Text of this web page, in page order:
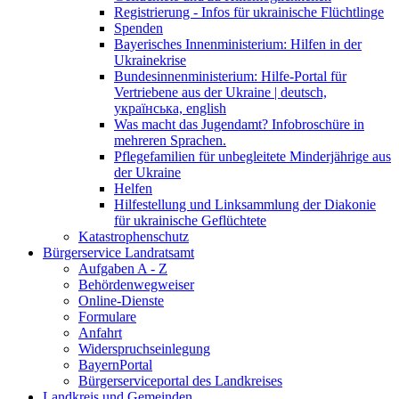
Registrierung - Infos für ukrainische Flüchtlinge
Spenden
Bayerisches Innenministerium: Hilfen in der
Ukrainekrise
Bundesinnenministerium: Hilfe-Portal für
Vertriebene aus der Ukraine | deutsch,
українська, english
Was macht das Jugendamt? Infobroschüre in
mehreren Sprachen.
Pflegefamilien für unbegleitete Minderjährige aus
der Ukraine
Helfen
Hilfestellung und Linksammlung der Diakonie
für ukrainische Geflüchtete
Katastrophenschutz
Bürgerservice Landratsamt
Aufgaben A - Z
Behördenwegweiser
Online-Dienste
Formulare
Anfahrt
Widerspruchseinlegung
BayernPortal
Bürgerserviceportal des Landkreises